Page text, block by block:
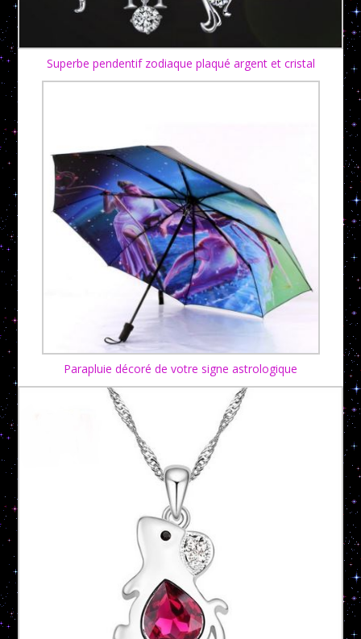
Superbe pendentif zodiaque plaqué argent et cristal
Parapluie décoré de votre signe astrologique